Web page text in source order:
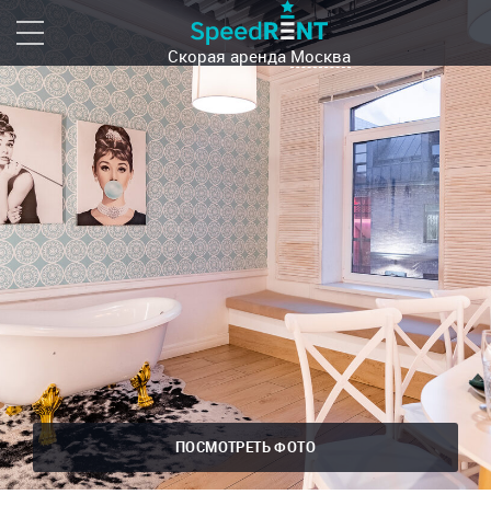
Скорая арендаМосква
ПОСМОТРЕТЬ ФОТО